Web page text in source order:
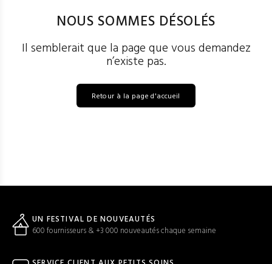
NOUS SOMMES DÉSOLÉS
Il semblerait que la page que vous demandez
n’existe pas.
Retour à la page d'accueil
UN FESTIVAL DE NOUVEAUTÉS
600 fournisseurs & +3 000 nouveautés chaque semaine